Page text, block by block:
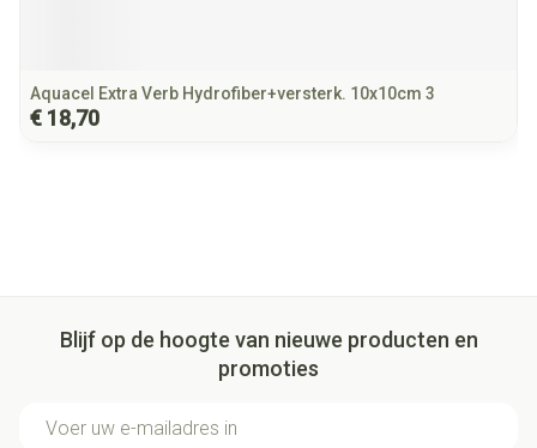
Aquacel Extra Verb Hydrofiber+versterk. 10x10cm 3
€ 18,70
Blijf op de hoogte van nieuwe producten en
promoties